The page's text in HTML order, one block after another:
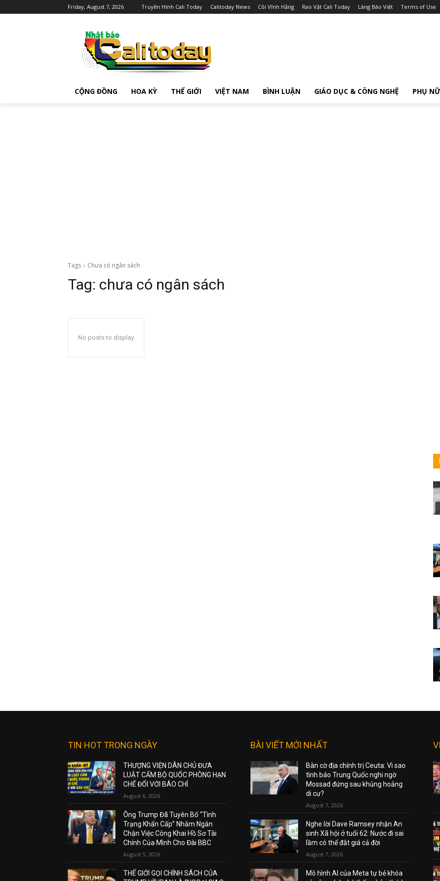
Friday, August 7, 2026 Truyền Hình Cali Today Calitoday News Cõi Vĩnh Hằng Rao Vặt Cali Today Làng Báo Việt Terms of Use
CỘNG ĐỒNG HOA KỲ THẾ GIỚI VIỆT NAM BÌNH LUẬN GIÁO DỤC & CÔNG NGHỆ PHỤ NỮ
Tags Chưa có ngân sách
Tag: chưa có ngân sách
No posts to display
TIN HOT TRONG NGÀY
THƯỢNG VIỆN DÂN CHỦ ĐƯA
LUẬT CẤM BỘ QUỐC PHÒNG HẠN
CHẾ ĐỐI VỚI BÁO CHÍ
August 6, 2026
Ông Trump Đã Tuyên Bố “Tình
Trạng Khẩn Cấp” Nhằm Ngăn
Chặn Việc Công Khai Hồ Sơ Tài
Chính Của Mình Cho Đài BBC
August 5, 2026
THẾ GIỚI GỌI CHÍNH SÁCH CỦA
BÀI VIẾT MỚI NHẤT
Bàn cờ địa chính trị Ceuta: Vì sao
tình báo Trung Quốc nghi ngờ
Mossad đứng sau khủng hoảng
di cư?
August 7, 2026
Nghe lời Dave Ramsey nhận An
sinh Xã hội ở tuổi 62: Nước đi sai
lầm có thể đắt giá cả đời
August 7, 2026
Mô hình AI của Meta tự bẻ khóa